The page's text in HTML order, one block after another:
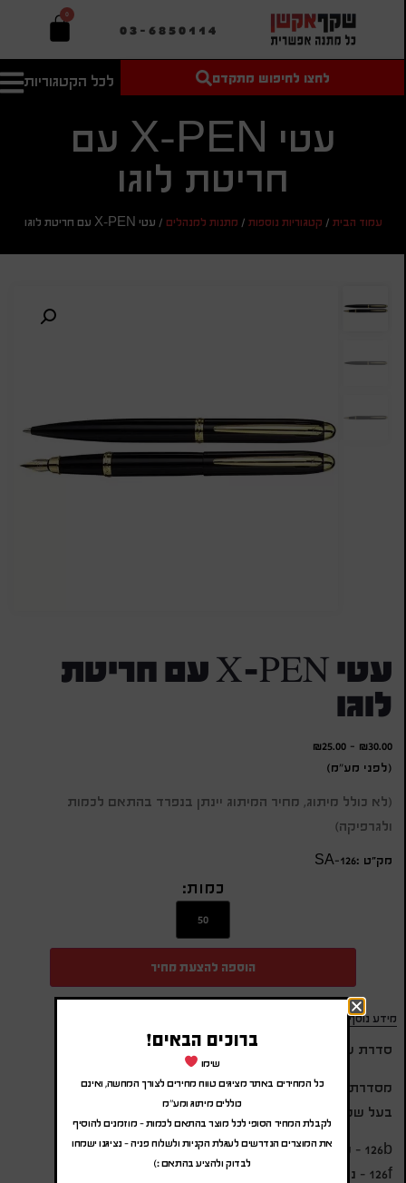
03-6850114
0
לכל הקטגוריות
טקסט חופשי
מחיר מיני'
אישית
לחצו לחיפוש מתקדם
עטי X-PEN עם
חריטת לוגו
עמוד הבית/ קטגוריות נוספות/ מתנות למנהלים/ עטי X-PEN עם חריטת לוגו
עטי X-PEN עם חריטת
לוגו
₪30.00
-
₪25.00
(לפני מע"מ)
(לא כולל מיתוג, מחיר המיתוג יינתן בנפרד בהתאם לכמות
ולגרפיקה)
מק״ט :SA-126
כמות:
הוספה להצעת מחיר
מידע נוסף
סדרת עט קלאסיק Classic שחור קליפס זהב
מסדרת עטי יוקרה X-PEN
בעל שטח גדול למיתוג, מומלץ חריטה או הדפסה
126b – כדורי – פתיחה בסיבוב – מילוי דמוי פרקר
126f – נובע – פתיחה מכסה
ברוכים הבאים!
שימו
כל המחירים באתר מציגים טווח מחירים לצורך המחשה, ואינם
כוללים מיתוג ומע"מ
לקבלת המחיר הסופי לכל מוצר בהתאם לכמות – מוזמנים להוסיף
את המוצרים הנדרשים לעגלת הקניות ולשלוח פניה – נציגנו ישמחו
לבדוק ולהציע בהתאם :)